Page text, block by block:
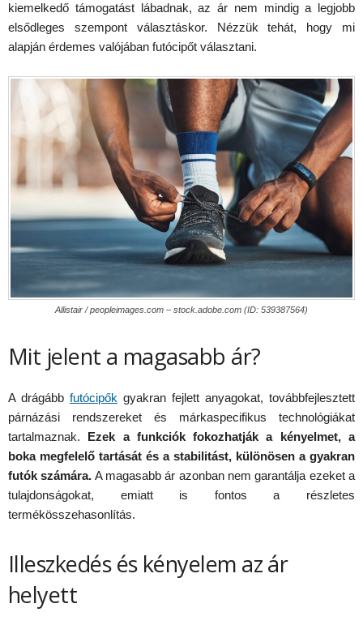
kiemelkedő támogatást lábadnak, az ár nem mindig a legjobb
elsődleges szempont választáskor. Nézzük tehát, hogy mi
alapján érdemes valójában futócipőt választani.
Allistair / peopleimages.com – stock.adobe.com (ID: 539387564)
Mit jelent a magasabb ár?
A drágább futócipők gyakran fejlett anyagokat, továbbfejlesztett
párnázási rendszereket és márkaspecifikus technológiákat
tartalmaznak. Ezek a funkciók fokozhatják a kényelmet, a
boka megfelelő tartását és a stabilitást, különösen a gyakran
futók számára. A magasabb ár azonban nem garantálja ezeket a
tulajdonságokat, emiatt is fontos a részletes
termékösszehasonlítás.
Illeszkedés és kényelem az ár
helyett